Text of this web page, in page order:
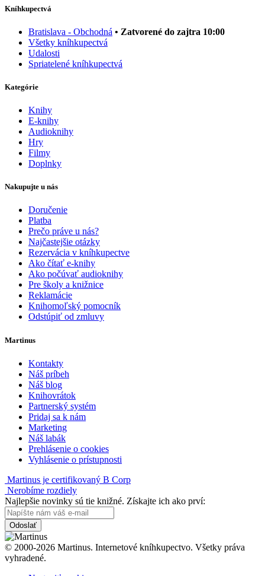
Kníhkupectvá
Bratislava - Obchodná • Zatvorené do zajtra 10:00
Všetky kníhkupectvá
Udalosti
Spriatelené kníhkupectvá
Kategórie
Knihy
E-knihy
Audioknihy
Hry
Filmy
Doplnky
Nakupujte u nás
Doručenie
Platba
Prečo práve u nás?
Najčastejšie otázky
Rezervácia v kníhkupectve
Ako čítať e-knihy
Ako počúvať audioknihy
Pre školy a knižnice
Reklamácie
Knihomoľský pomocník
Odstúpiť od zmluvy
Martinus
Kontakty
Náš príbeh
Náš blog
Knihovrátok
Partnerský systém
Pridaj sa k nám
Marketing
Náš labák
Prehlásenie o cookies
Vyhlásenie o prístupnosti
Martinus je certifikovaný B Corp
Nerobíme rozdiely
Najlepšie novinky sú tie knižné. Získajte ich ako prví:
Odoslať
© 2000-2026 Martinus. Internetové kníhkupectvo. Všetky práva
vyhradené.